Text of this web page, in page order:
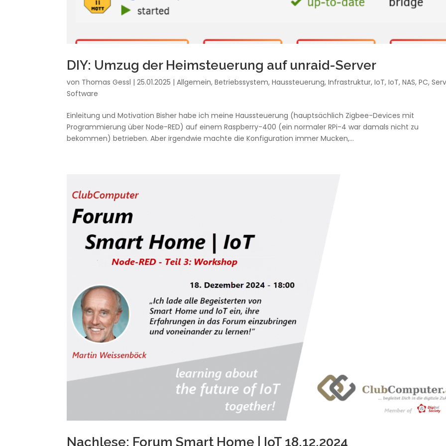
DIY: Umzug der Heimsteuerung auf unraid-Server
von Thomas Gessl |25.01.2025 |Allgemein,Betriebssystem,Haussteuerung,Infrastruktur,IoT,IoT,NAS,PC,
Software
Einleitung und Motivation Bisher habe ich meine Haussteuerung (hauptsächlich Zigbee-Devices mit
Programmierung über Node-RED) auf einem Raspberry-400 (ein normaler RPi-4 war damals nicht zu
bekommen) betrieben. Aber irgendwie machte die Konfiguration immer Mucken,...
Nachlese: Forum Smart Home | IoT 18.12.2024